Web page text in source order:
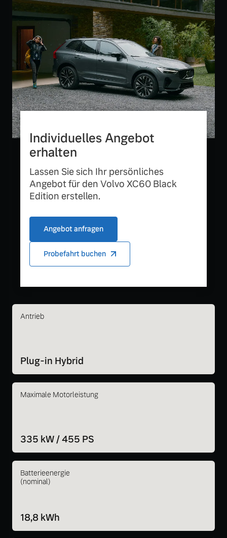
Individuelles Angebot
erhalten
Lassen Sie sich Ihr persönliches
Angebot für den Volvo XC60 Black
Edition erstellen.
Angebot anfragen
Probefahrt buchen
Antrieb
Plug-in Hybrid
Maximale Motorleistung
335 kW / 455 PS
Batterieenergie
(nominal)
18,8 kWh